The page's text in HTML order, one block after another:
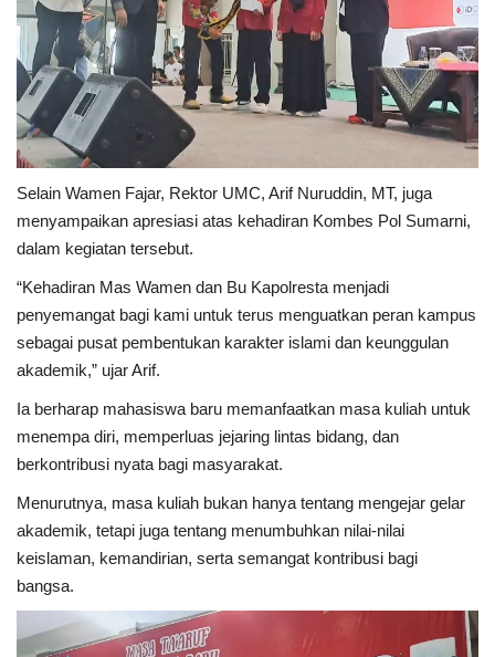
Selain Wamen Fajar, Rektor UMC, Arif Nuruddin, MT, juga
menyampaikan apresiasi atas kehadiran Kombes Pol Sumarni,
dalam kegiatan tersebut.
“Kehadiran Mas Wamen dan Bu Kapolresta menjadi
penyemangat bagi kami untuk terus menguatkan peran kampus
sebagai pusat pembentukan karakter islami dan keunggulan
akademik,” ujar Arif.
Ia berharap mahasiswa baru memanfaatkan masa kuliah untuk
menempa diri, memperluas jejaring lintas bidang, dan
berkontribusi nyata bagi masyarakat.
Menurutnya, masa kuliah bukan hanya tentang mengejar gelar
akademik, tetapi juga tentang menumbuhkan nilai-nilai
keislaman, kemandirian, serta semangat kontribusi bagi
bangsa.